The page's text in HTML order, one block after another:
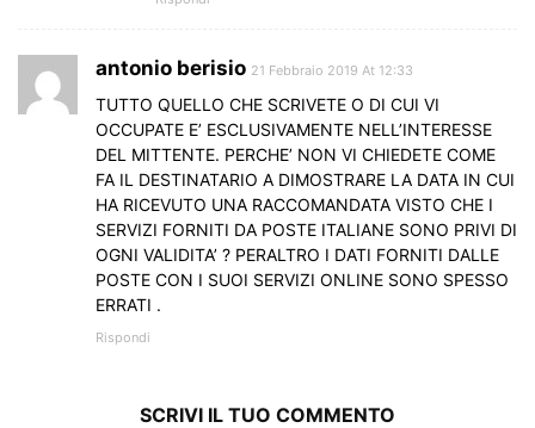
antonio berisio 21 Febbraio 2019 At 12:33
TUTTO QUELLO CHE SCRIVETE O DI CUI VI
OCCUPATE E’ ESCLUSIVAMENTE NELL’INTERESSE
DEL MITTENTE. PERCHE’ NON VI CHIEDETE COME
FA IL DESTINATARIO A DIMOSTRARE LA DATA IN CUI
HA RICEVUTO UNA RACCOMANDATA VISTO CHE I
SERVIZI FORNITI DA POSTE ITALIANE SONO PRIVI DI
OGNI VALIDITA’ ? PERALTRO I DATI FORNITI DALLE
POSTE CON I SUOI SERVIZI ONLINE SONO SPESSO
ERRATI .
Rispondi
SCRIVI IL TUO COMMENTO